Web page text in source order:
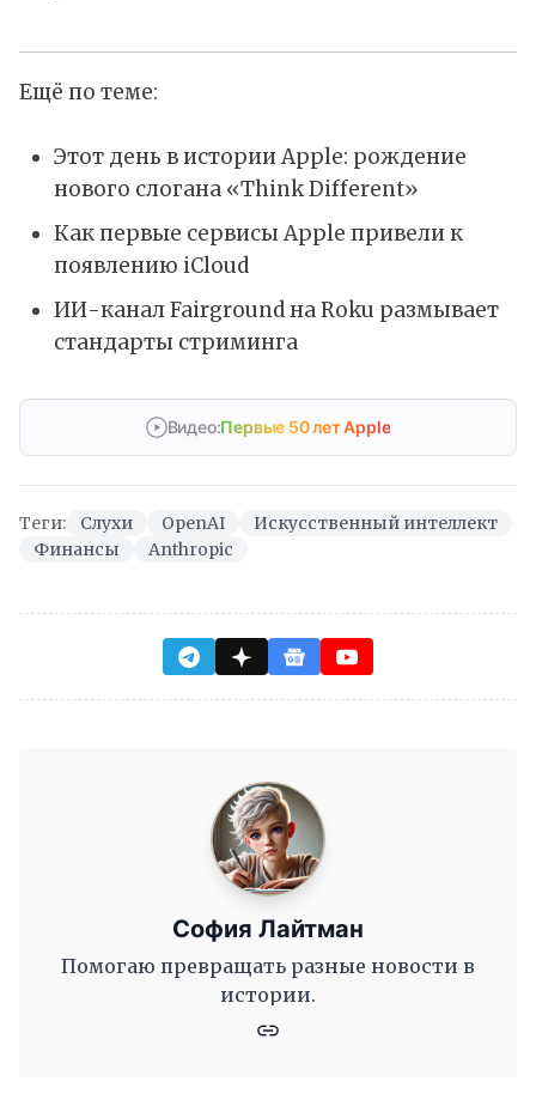
Ещё по теме:
Этот день в истории Apple: рождение
нового слогана «Think Different»
Как первые сервисы Apple привели к
появлению iCloud
ИИ-канал Fairground на Roku размывает
стандарты стриминга
Видео:Первые 50 лет Apple
Теги: Слухи OpenAI
Искусственный интеллект
Финансы
Anthropic
София Лайтман
Помогаю превращать разные новости в
истории.